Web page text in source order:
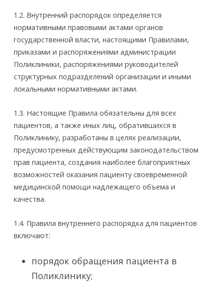
1.2. Внутренний распорядок определяется
нормативными правовыми актами органов
государственной власти, настоящими Правилами,
приказами и распоряжениями администрации
Поликлиники, распоряжениями руководителей
структурных подразделений организации и иными
локальными нормативными актами.
1.3. Настоящие Правила обязательны для всех
пациентов, а также иных лиц, обратившихся в
Поликлинику, разработаны в целях реализации,
предусмотренных действующим законодательством
прав пациента, создания наиболее благоприятных
возможностей оказания пациенту своевременной
медицинской помощи надлежащего объема и
качества.
1.4. Правила внутреннего распорядка для пациентов
включают:
­порядок обращения пациента в
Поликлинику;